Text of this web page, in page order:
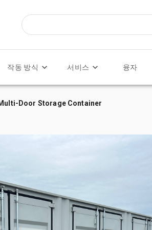
작동 방식 서비스 융자
Door Storage Container